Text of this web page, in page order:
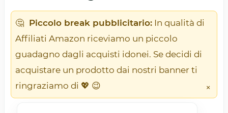
🤔 Piccolo break pubblicitario: In qualità di
Affiliati Amazon riceviamo un piccolo
guadagno dagli acquisti idonei. Se decidi di
acquistare un prodotto dai nostri banner ti
ringraziamo di 💖 😉
×